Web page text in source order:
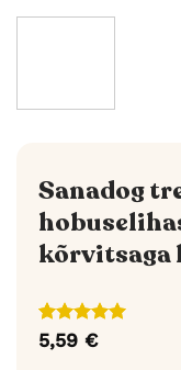
Sanadog
kõrvitsaga
Hinnatud
/5
1
5,59 €